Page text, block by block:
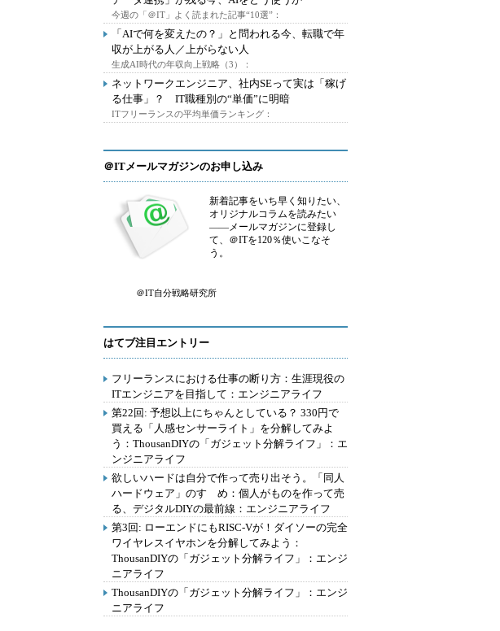
今週の「＠IT」よく読まれた記事“10選”：
「AIで何を変えたの？」と問われる今、転職で年
収が上がる人／上がらない人
生成AI時代の年収向上戦略（3）：
ネットワークエンジニア、社内SEって実は「稼げ
る仕事」？ IT職種別の“単価”に明暗
ITフリーランスの平均単価ランキング：
＠ITメールマガジンのお申し込み
新着記事をいち早く知りたい、
オリジナルコラムを読みたい
――メールマガジンに登録し
て、＠ITを120％使いこなそ
う。
＠IT自分戦略研究所
はてブ注目エントリー
フリーランスにおける仕事の断り方：生涯現役の
ITエンジニアを目指して：エンジニアライフ
第22回: 予想以上にちゃんとしている？ 330円で
買える「人感センサーライト」を分解してみよ
う：ThousanDIYの「ガジェット分解ライフ」：エ
ンジニアライフ
欲しいハードは自分で作って売り出そう。「同人
ハードウェア」のすゝめ：個人がものを作って売
る、デジタルDIYの最前線：エンジニアライフ
第3回: ローエンドにもRISC-Vが！ダイソーの完全
ワイヤレスイヤホンを分解してみよう：
ThousanDIYの「ガジェット分解ライフ」：エンジ
ニアライフ
ThousanDIYの「ガジェット分解ライフ」：エンジ
ニアライフ